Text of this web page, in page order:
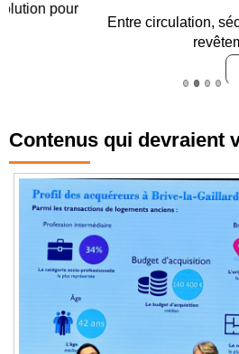
Entre circulation, sécurisation
revêtements et
Contenus qui devraient